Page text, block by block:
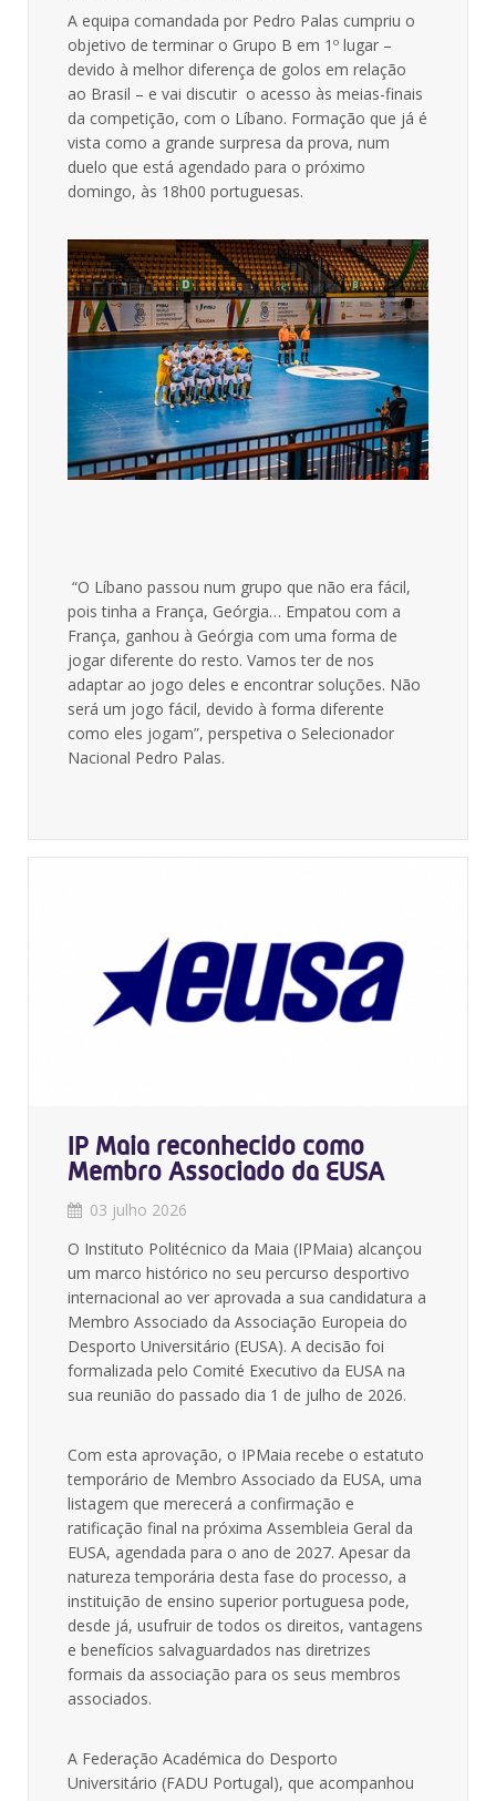
A equipa comandada por Pedro Palas cumpriu o
objetivo de terminar o Grupo B em 1º lugar –
devido à melhor diferença de golos em relação
ao Brasil – e vai discutir o acesso às meias-finais
da competição, com o Líbano. Formação que já é
vista como a grande surpresa da prova, num
duelo que está agendado para o próximo
domingo, às 18h00 portuguesas.
“O Líbano passou num grupo que não era fácil,
pois tinha a França, Geórgia… Empatou com a
França, ganhou à Geórgia com uma forma de
jogar diferente do resto. Vamos ter de nos
adaptar ao jogo deles e encontrar soluções. Não
será um jogo fácil, devido à forma diferente
como eles jogam”, perspetiva o Selecionador
Nacional Pedro Palas.
IP Maia reconhecido como
Membro Associado da EUSA
03 julho 2026
O Instituto Politécnico da Maia (IPMaia) alcançou
um marco histórico no seu percurso desportivo
internacional ao ver aprovada a sua candidatura a
Membro Associado da Associação Europeia do
Desporto Universitário (EUSA). A decisão foi
formalizada pelo Comité Executivo da EUSA na
sua reunião do passado dia 1 de julho de 2026.
Com esta aprovação, o IPMaia recebe o estatuto
temporário de Membro Associado da EUSA, uma
listagem que merecerá a confirmação e
ratificação final na próxima Assembleia Geral da
EUSA, agendada para o ano de 2027. Apesar da
natureza temporária desta fase do processo, a
instituição de ensino superior portuguesa pode,
desde já, usufruir de todos os direitos, vantagens
e benefícios salvaguardados nas diretrizes
formais da associação para os seus membros
associados.
A Federação Académica do Desporto
Universitário (FADU Portugal), que acompanhou